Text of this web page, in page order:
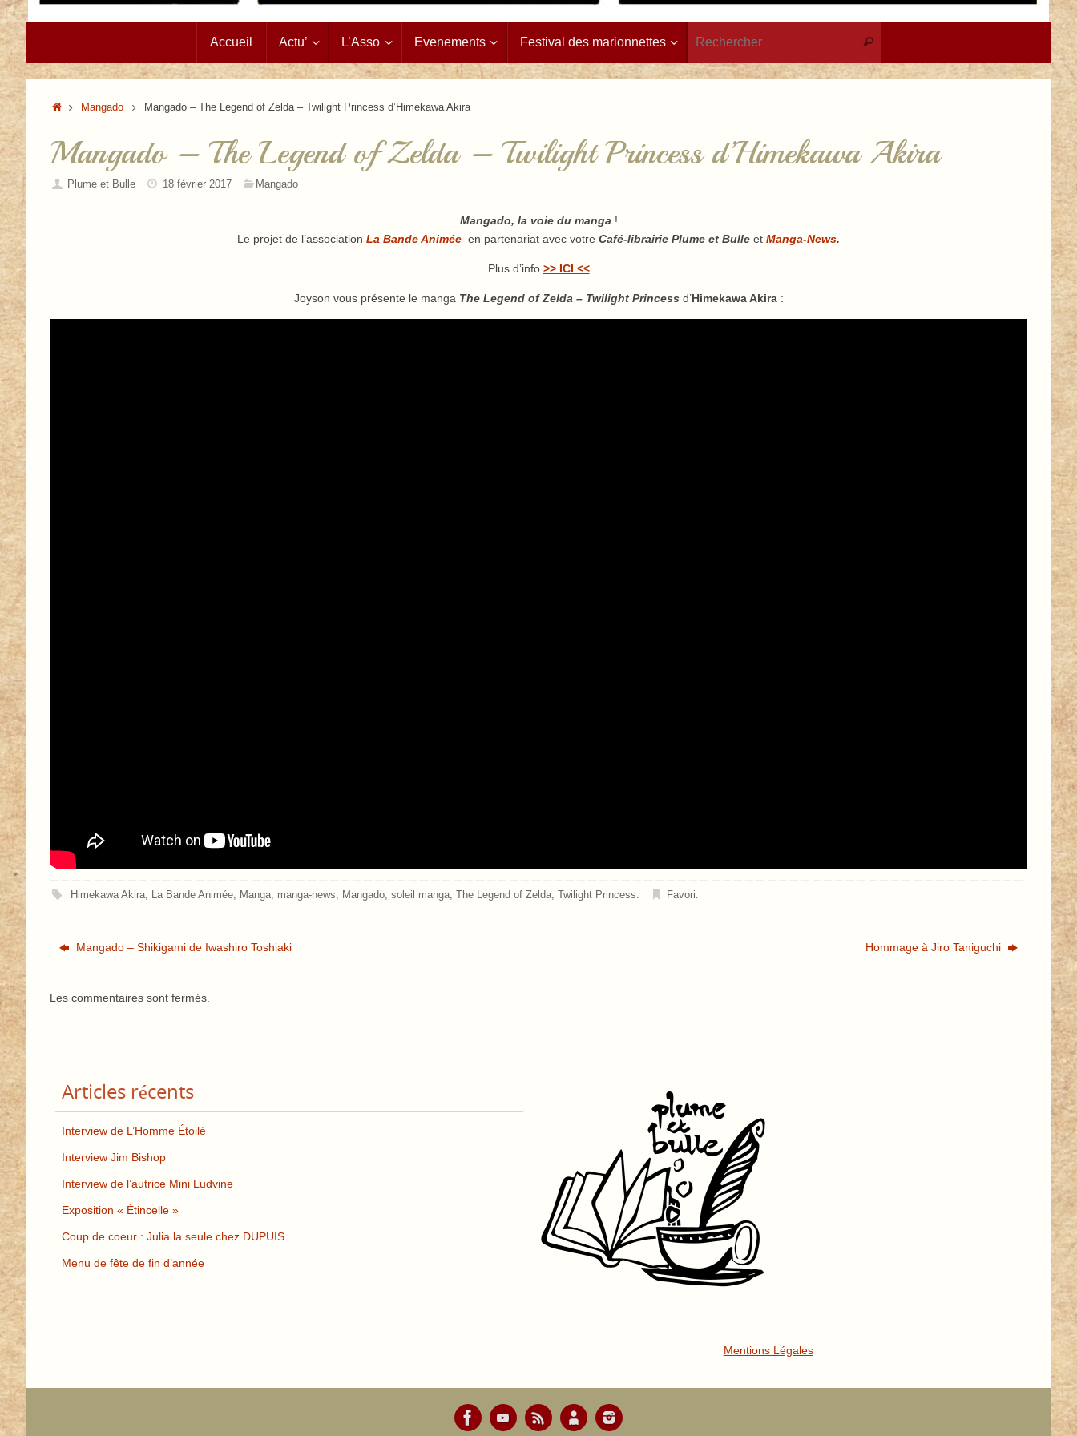
contenu
Accueil Actu’ L’Asso Evenements Festival des marionnettes Rechercher
AccueilMangado Mangado – The Legend of Zelda – Twilight Princess d’Himekawa Akira
Mangado – The Legend of Zelda – Twilight Princess d’Himekawa Akira
Plume et Bulle 18 février 2017 Mangado
Mangado, la voie du manga !
Le projet de l’association La Bande Animée en partenariat avec votre Café-librairie Plume et Bulle et Manga-News.
Plus d’info >> ICI <<
Joyson vous présente le manga The Legend of Zelda – Twilight Princess d’Himekawa Akira:
Himekawa Akira, La Bande Animée, Manga, manga-news, Mangado,soleil manga, The Legend of Zelda, Twilight Princess. Favori.
Mangado – Shikigami de Iwashiro Toshiaki Hommage à Jiro Taniguchi
Les commentaires sont fermés.
Articles récents
Interview de L’Homme Étoilé
Interview Jim Bishop
Interview de l’autrice Mini Ludvine
Exposition « Étincelle »
Coup de coeur : Julia la seule chez DUPUIS
Menu de fête de fin d’année
Mentions Légales